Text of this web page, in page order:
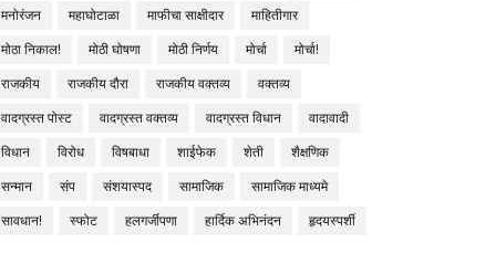
मनोरंजन
महाघोटाळा माफीचा साक्षीदार
माहितीगार
मोठा निकाल!
मोठी घोषणा मोठी निर्णय मोर्चा
मोर्चा!
राजकीय
राजकीय दौरा राजकीय वक्तव्य
वक्तव्य
वादग्रस्त पोस्ट
वादग्रस्त वक्तव्य वादग्रस्त विधान
वादावादी
विधान
विरोध विषबाधा शाईफेक शेती
शैक्षणिक
सन्मान
संप संशयास्पद सामाजिक
सामाजिक माध्यमे
सावधान!
स्फोट हलगर्जीपणा हार्दिक अभिनंदन हृदयस्पर्शी